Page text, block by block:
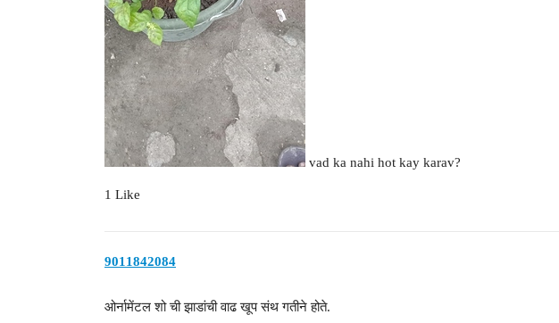
vad ka nahi hot kay karav?
1 Like
9011842084
ओर्नामेंटल शो ची झाडांची वाढ खूप संथ गतीने होते.